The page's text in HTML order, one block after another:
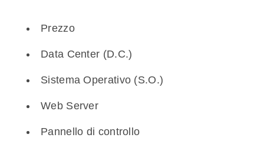
Prezzo
Data Center (D.C.)
Sistema Operativo (S.O.)
Web Server
Pannello di controllo